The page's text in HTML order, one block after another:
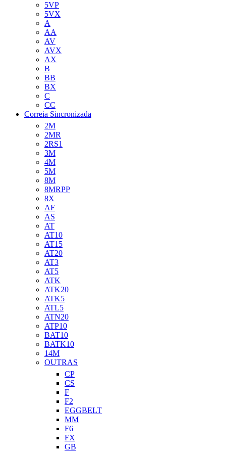
5VP
5VX
A
AA
AV
AVX
AX
B
BB
BX
C
CC
Correia Sincronizada
2M
2MR
2RS1
3M
4M
5M
8M
8MRPP
8X
AF
AS
AT
AT10
AT15
AT20
AT3
AT5
ATK
ATK20
ATK5
ATL5
ATN20
ATP10
BAT10
BATK10
14M
OUTRAS
CP
CS
F
F2
EGGBELT
MM
F6
FX
GB